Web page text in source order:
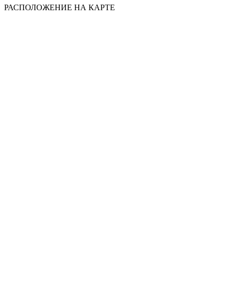
РАСПОЛОЖЕНИЕ НА КАРТЕ